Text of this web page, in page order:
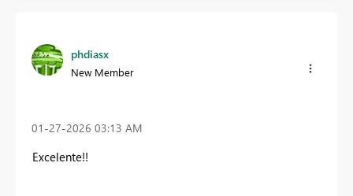
phdiasx
New Member
‎01-27-2026 03:13 AM
Excelente!!